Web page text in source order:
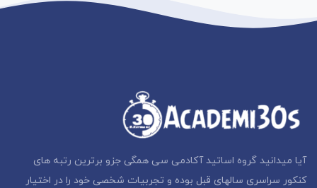
آیا میدانید گروه اساتید آکادمی سی همگی جزو برترین رتبه های
کنکور سراسری سالهای قبل بوده و تجربیات شخصی خود را در اختیار